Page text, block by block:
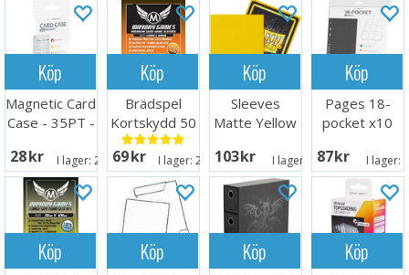
Köp
Magnetic Card
Case - 35PT -
28 SEK I lager: 20+
Köp
Brädspel
Kortskydd 50
st 54x80
69 SEK I lager:20+
Köp
Sleeves
Matte Yellow
103 SEK I lager: 13
Köp
Pages 18-
pocket x10
87 SEK I lager:
Köp Köp Köp Köp